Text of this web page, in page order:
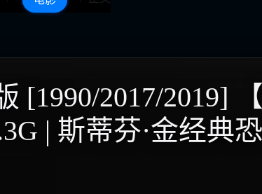
[1990/2017/2019]
| 斯蒂芬·金经典